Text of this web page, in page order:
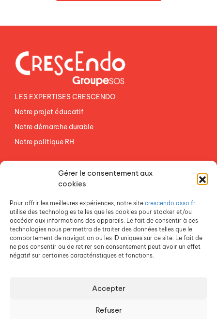
Gérer le consentement aux
cookies
Pour offrir les meilleures expériences, notre site crescendo.asso.fr
utilise des technologies telles que les cookies pour stocker et/ou
accéder aux informations des appareils. Le fait de consentir à ces
technologies nous permettra de traiter des données telles que le
comportement de navigation ou les ID uniques sur ce site. Le fait de
ne pas consentir ou de retirer son consentement peut avoir un effet
négatif sur certaines caractéristiques et fonctions.
Accepter
Refuser
LES EXPERTISES CRESCENDO
Notre projet éducatif
Notre démarche durable
Notre politique RH
ESPACE PRESSE
Crescendo est une association du Groupe SOS